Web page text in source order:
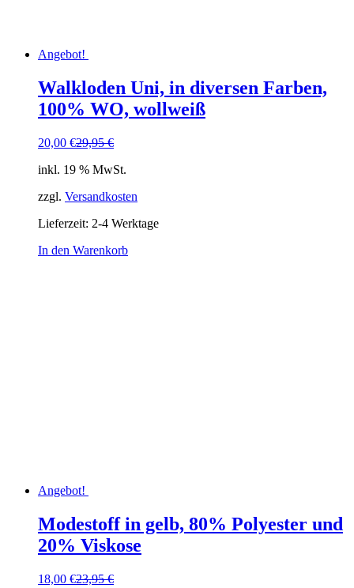
Angebot!
Walkloden Uni, in diversen Farben,
100% WO, wollweiß
29,95€
Ursprünglicher
war:
20,00 €
Aktueller
ist:
inkl. 19 % MwSt.
zzgl. Versandkosten
Lieferzeit: 2-4 Werktage
In den Warenkorb
Angebot!
Modestoff in gelb, 80% Polyester und
20% Viskose
23,95€
Ursprünglicher
18,00 €
Aktueller